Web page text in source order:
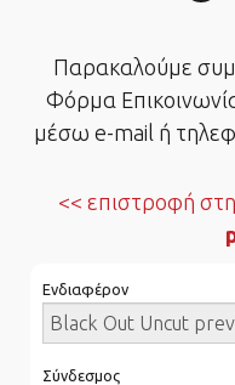
Παρακαλούμε
Φόρμα
μέσω e-mail ή
επιστροφή
Ενδιαφέρον
Σύνδεσμος